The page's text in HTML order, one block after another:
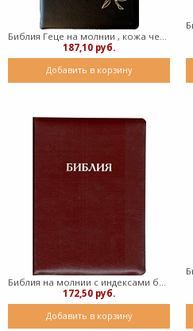
Библия Геце на молнии , кожа черная (кожаный мягкий)
187,10 руб.
Добавить в корзину
Библия на молнии с индексами бордовая (крупный шрифт) 077ZTI (кожаный мягкий)
172,50 руб.
Добавить в корзину